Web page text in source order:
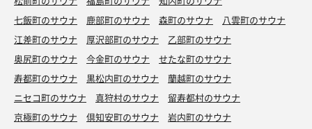
七飯町のサウナ
鹿部町のサウナ 森町のサウナ
八雲町のサウナ
江差町のサウナ
厚沢部町のサウナ
乙部町のサウナ
奥尻町のサウナ
今金町のサウナ
せたな町のサウナ
寿都町のサウナ
黒松内町のサウナ
蘭越町のサウナ
ニセコ町のサウナ
真狩村のサウナ
留寿都村のサウナ
京極町のサウナ
倶知安町のサウナ
岩内町のサウナ